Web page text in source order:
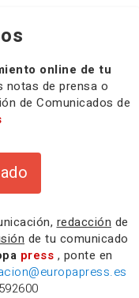
online de tu
notas de prensa o
de Comunicados de
redacción de
de tu comunicado
press , ponte en